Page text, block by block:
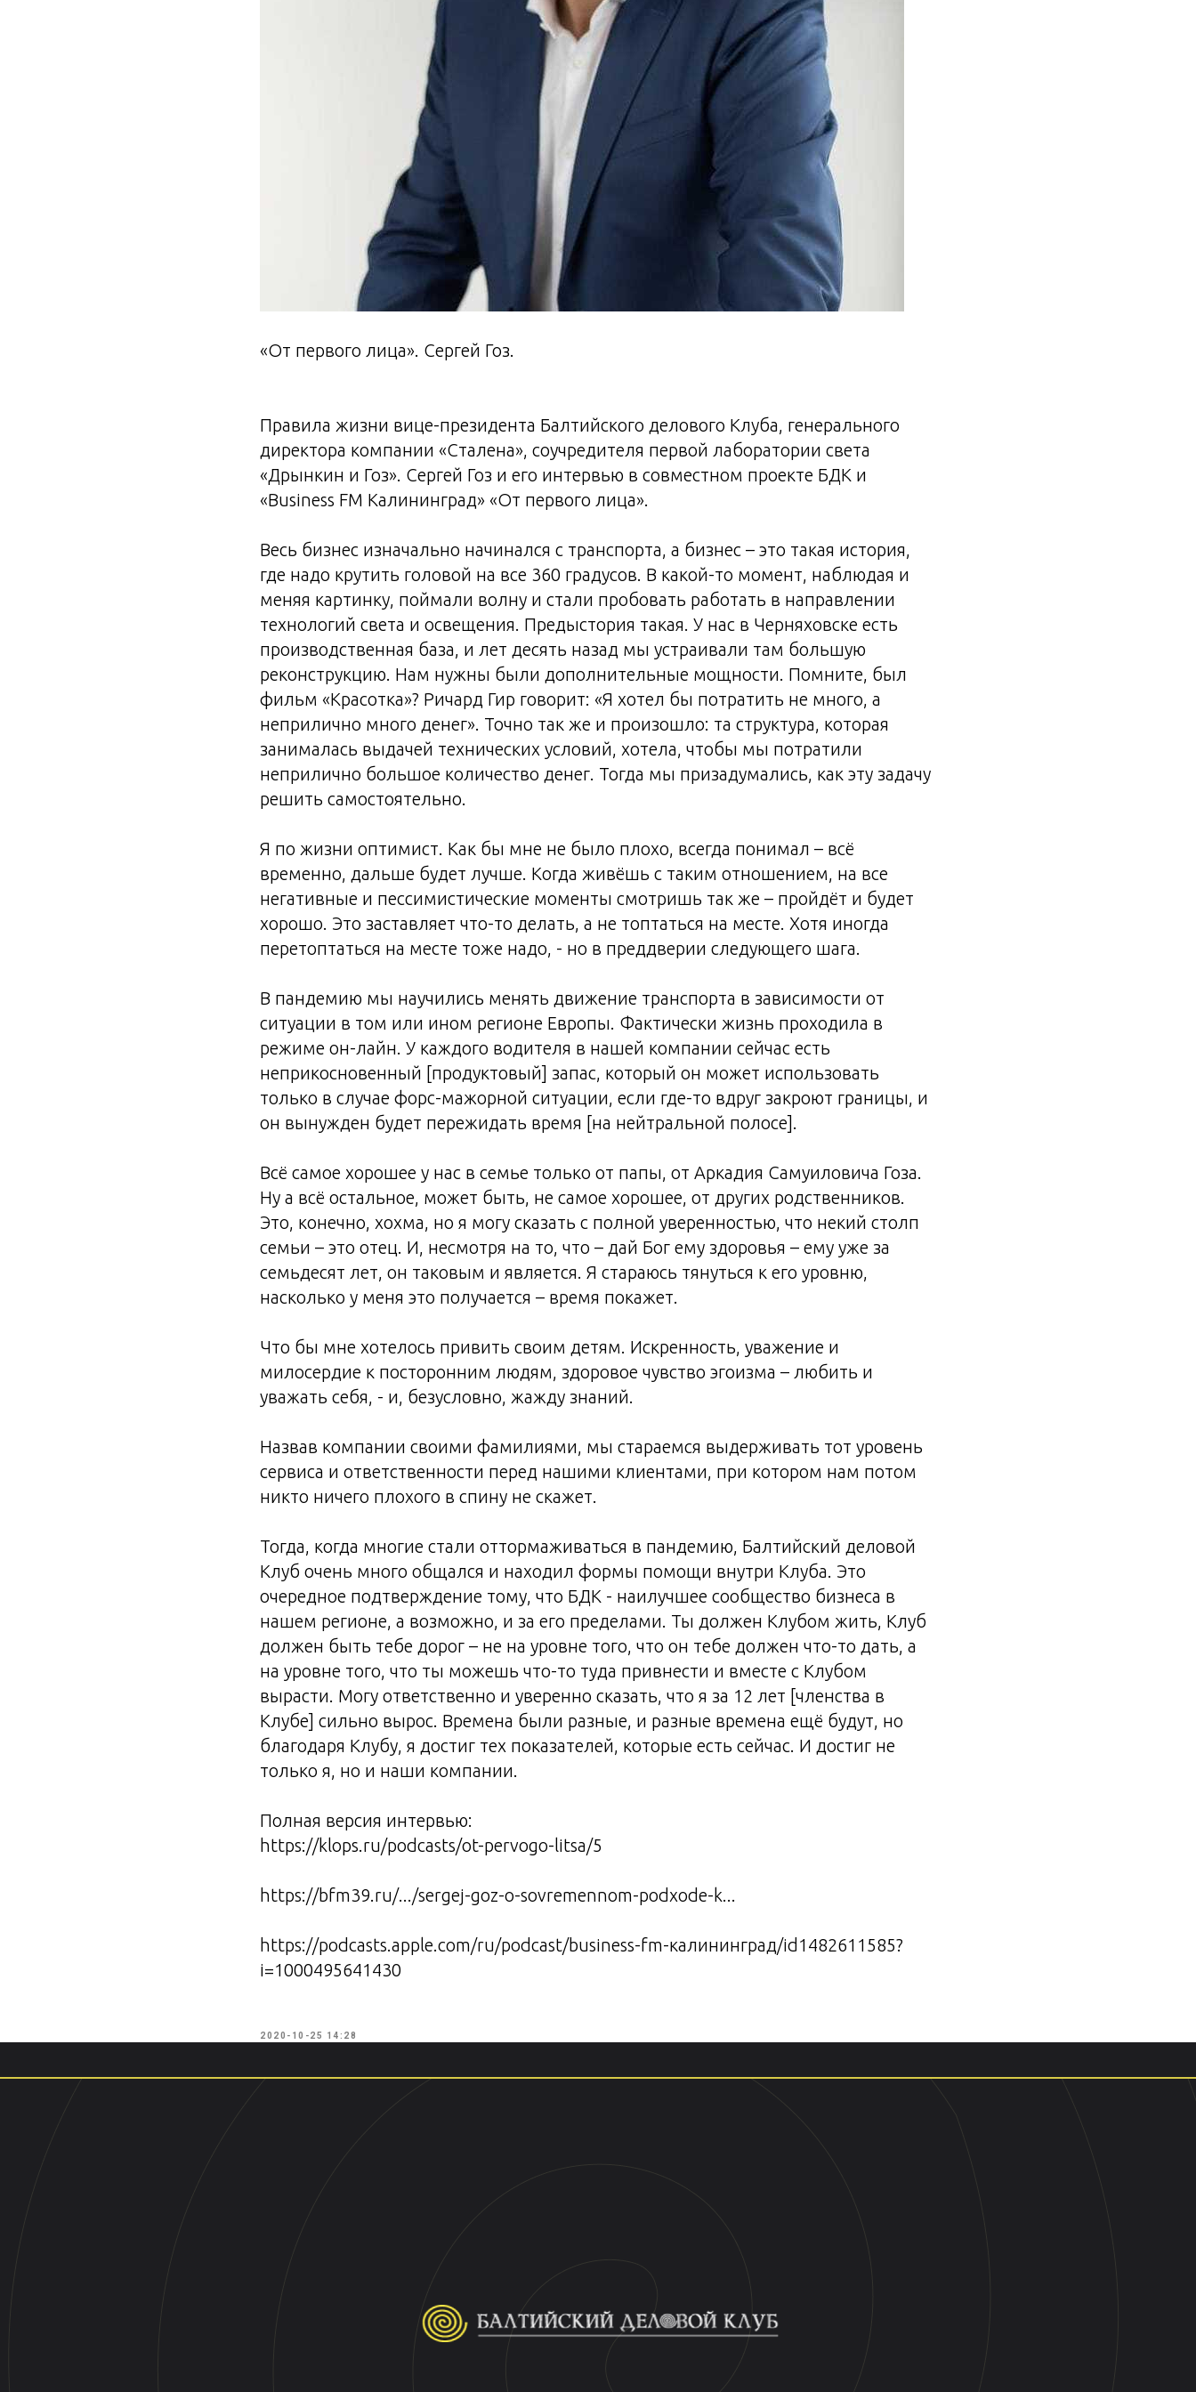
«От первого лица». Сергей Гоз.
Правила жизни вице-президента Балтийского делового Клуба, генерального
директора компании «Сталена», соучредителя первой лаборатории света
«Дрынкин и Гоз». Сергей Гоз и его интервью в совместном проекте БДК и
«Business FM Калининград» «От первого лица».
Весь бизнес изначально начинался с транспорта, а бизнес – это такая история,
где надо крутить головой на все 360 градусов. В какой-то момент, наблюдая и
меняя картинку, поймали волну и стали пробовать работать в направлении
технологий света и освещения. Предыстория такая. У нас в Черняховске есть
производственная база, и лет десять назад мы устраивали там большую
реконструкцию. Нам нужны были дополнительные мощности. Помните, был
фильм «Красотка»? Ричард Гир говорит: «Я хотел бы потратить не много, а
неприлично много денег». Точно так же и произошло: та структура, которая
занималась выдачей технических условий, хотела, чтобы мы потратили
неприлично большое количество денег. Тогда мы призадумались, как эту задачу
решить самостоятельно.
Я по жизни оптимист. Как бы мне не было плохо, всегда понимал – всё
временно, дальше будет лучше. Когда живёшь с таким отношением, на все
негативные и пессимистические моменты смотришь так же – пройдёт и будет
хорошо. Это заставляет что-то делать, а не топтаться на месте. Хотя иногда
перетоптаться на месте тоже надо, - но в преддверии следующего шага.
В пандемию мы научились менять движение транспорта в зависимости от
ситуации в том или ином регионе Европы. Фактически жизнь проходила в
режиме он-лайн. У каждого водителя в нашей компании сейчас есть
неприкосновенный [продуктовый] запас, который он может использовать
только в случае форс-мажорной ситуации, если где-то вдруг закроют границы, и
он вынужден будет пережидать время [на нейтральной полосе].
Всё самое хорошее у нас в семье только от папы, от Аркадия Самуиловича Гоза.
Ну а всё остальное, может быть, не самое хорошее, от других родственников.
Это, конечно, хохма, но я могу сказать с полной уверенностью, что некий столп
семьи – это отец. И, несмотря на то, что – дай Бог ему здоровья – ему уже за
семьдесят лет, он таковым и является. Я стараюсь тянуться к его уровню,
насколько у меня это получается – время покажет.
Что бы мне хотелось привить своим детям. Искренность, уважение и
милосердие к посторонним людям, здоровое чувство эгоизма – любить и
уважать себя, - и, безусловно, жажду знаний.
Назвав компании своими фамилиями, мы стараемся выдерживать тот уровень
сервиса и ответственности перед нашими клиентами, при котором нам потом
никто ничего плохого в спину не скажет.
Тогда, когда многие стали оттормаживаться в пандемию, Балтийский деловой
Клуб очень много общался и находил формы помощи внутри Клуба. Это
очередное подтверждение тому, что БДК - наилучшее сообщество бизнеса в
нашем регионе, а возможно, и за его пределами. Ты должен Клубом жить, Клуб
должен быть тебе дорог – не на уровне того, что он тебе должен что-то дать, а
на уровне того, что ты можешь что-то туда привнести и вместе с Клубом
вырасти. Могу ответственно и уверенно сказать, что я за 12 лет [членства в
Клубе] сильно вырос. Времена были разные, и разные времена ещё будут, но
благодаря Клубу, я достиг тех показателей, которые есть сейчас. И достиг не
только я, но и наши компании.
Полная версия интервью:
https://klops.ru/podcasts/ot-pervogo-litsa/5
https://bfm39.ru/.../sergej-goz-o-sovremennom-podxode-k...
https://podcasts.apple.com/ru/podcast/business-fm-калининград/id1482611585?
i=1000495641430
2020-10-25 14:28